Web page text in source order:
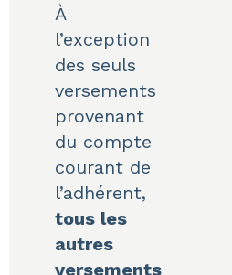
À
l’exception
des seuls
versements
provenant
du compte
courant de
l’adhérent,
tous les
autres
versements